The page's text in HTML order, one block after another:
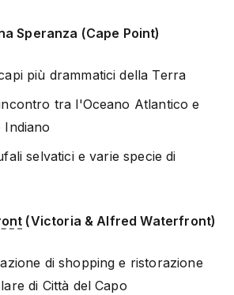
Speranza (Cape Point)
più drammatici della Terra
tra l'Oceano Atlantico e
Indiano
selvatici e varie specie di
(Victoria & Alfred Waterfront)
di shopping e ristorazione
di Città del Capo